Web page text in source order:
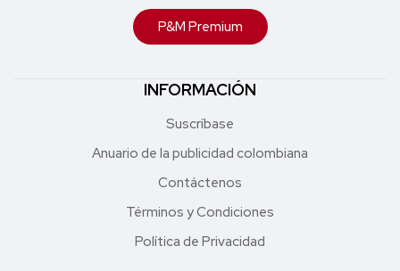
P&M Premium
INFORMACIÓN
Suscríbase
Anuario de la publicidad colombiana
Contáctenos
Términos y Condiciones
Política de Privacidad